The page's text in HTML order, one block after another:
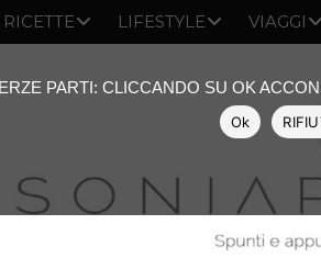
RICETTE LIFESTYLE VIAGGI
PARTI: CLICCANDO SU OK
Ok